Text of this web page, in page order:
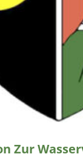
Zur